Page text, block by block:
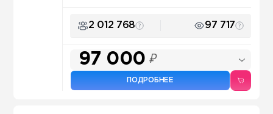
2 012 768 97 717
97 000 ₽
ПОДРОБНЕЕ